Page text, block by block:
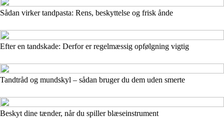
Sådan virker tandpasta: Rens, beskyttelse og frisk ånde
Efter en tandskade: Derfor er regelmæssig opfølgning vigtig
Tandtråd og mundskyl – sådan bruger du dem uden smerte
Beskyt dine tænder, når du spiller blæseinstrument